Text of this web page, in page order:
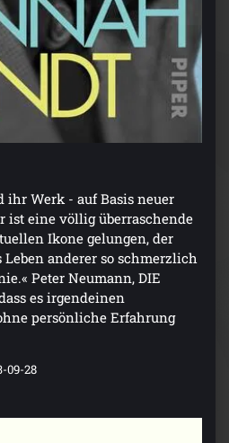
ihr Werk - auf Basis neuer
ist eine völlig überraschende
Ikone gelungen, der
anderer so schmerzlich
Peter Neumann, DIE
es irgendeinen
persönliche Erfahrung
09-28